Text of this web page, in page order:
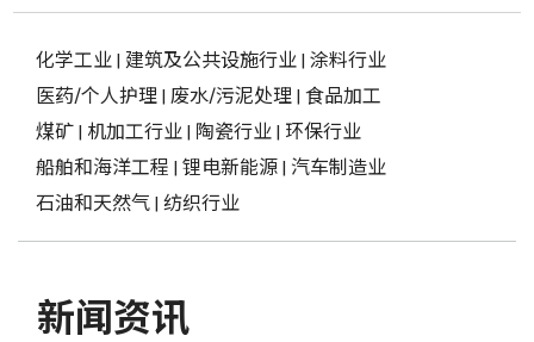
化学工业| 建筑及公共设施行业| 涂料行业
医药/个人护理| 废水/污泥处理| 食品加工
煤矿| 机加工行业| 陶瓷行业| 环保行业
船舶和海洋工程 | 锂电新能源| 汽车制造业
石油和天然气| 纺织行业
新闻资讯